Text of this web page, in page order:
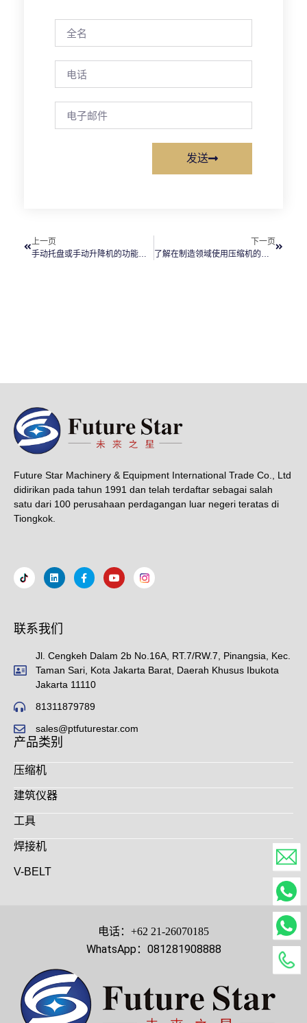
发送
上一页
手动托盘或手动升降机的功能是什么？
下一页
了解在制造领域使用压缩机的基本知识
Future Star Machinery & Equipment International Trade Co., Ltd
didirikan pada tahun 1991 dan telah terdaftar sebagai salah
satu dari 100 perusahaan perdagangan luar negeri teratas di
Tiongkok.
联系我们
Jl. Cengkeh Dalam 2b No.16A, RT.7/RW.7, Pinangsia, Kec.
Taman Sari, Kota Jakarta Barat, Daerah Khusus Ibukota
Jakarta 11110
81311879789
sales@ptfuturestar.com
产品类别
压缩机
建筑仪器
工具
焊接机
V-BELT
电话：+62 21-26070185
WhatsApp：081281908888